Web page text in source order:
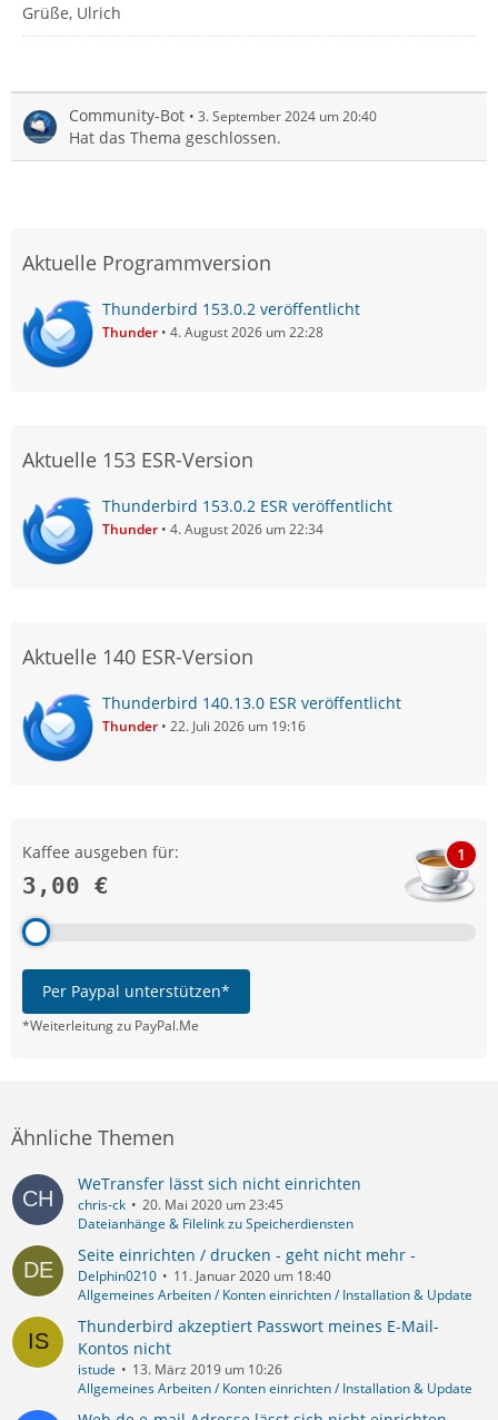
Grüße, Ulrich
Community-Bot 3. September 2024 um 20:40
Hat das Thema geschlossen.
Aktuelle Programmversion
Thunderbird 153.0.2 veröffentlicht
Thunder 4. August 2026 um 22:28
Aktuelle 153 ESR-Version
Thunderbird 153.0.2 ESR veröffentlicht
Thunder 4. August 2026 um 22:34
Aktuelle 140 ESR-Version
Thunderbird 140.13.0 ESR veröffentlicht
Thunder 22. Juli 2026 um 19:16
Kaffee ausgeben für:
3,00 €
1
Per Paypal unterstützen*
*Weiterleitung zu PayPal.Me
Ähnliche Themen
WeTransfer lässt sich nicht einrichten
chris-ck
20. Mai 2020 um 23:45
Dateianhänge & Filelink zu Speicherdiensten
Seite einrichten / drucken - geht nicht mehr -
Delphin0210
11. Januar 2020 um 18:40
Allgemeines Arbeiten / Konten einrichten / Installation & Update
Thunderbird akzeptiert Passwort meines E-Mail-
Kontos nicht
istude
13. März 2019 um 10:26
Allgemeines Arbeiten / Konten einrichten / Installation & Update